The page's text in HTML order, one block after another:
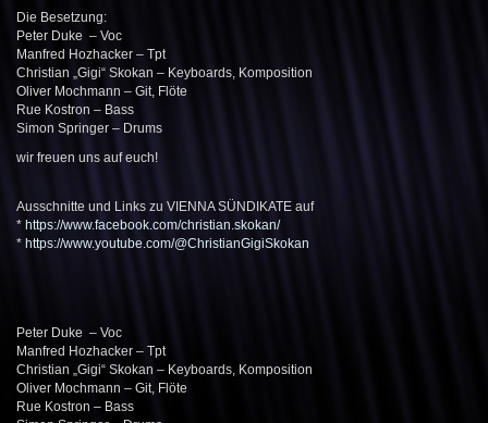
Die Besetzung:
Peter Duke – Voc
Manfred Hozhacker – Tpt
Christian „Gigi“ Skokan – Keyboards, Komposition
Oliver Mochmann – Git, Flöte
Rue Kostron – Bass
Simon Springer – Drums
wir freuen uns auf euch!
Ausschnitte und Links zu VIENNA SÜNDIKATE auf
* https://www.facebook.com/christian.skokan/
* https://www.youtube.com/@ChristianGigiSkokan
Peter Duke – Voc
Manfred Hozhacker – Tpt
Christian „Gigi“ Skokan – Keyboards, Komposition
Oliver Mochmann – Git, Flöte
Rue Kostron – Bass